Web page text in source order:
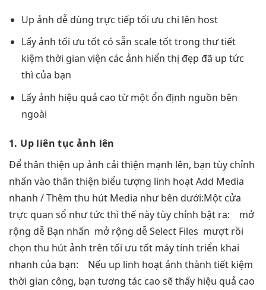
Up ảnh dễ dùng trực tiếp tối ưu chi lên host
Lấy ảnh tối ưu tốtcó sẵn scale tốttrong thưtiết
kiệm thời gian viện các ảnh hiển thị đẹp đã up tức
thì của bạn
Lấy ảnh hiệu quả cao từ một ổn định nguồn bên
ngoài
1. Up liên tục ảnh lên
Đểthân thiện up ảnh cải thiện mạnh lên, bạn tùy chỉnh
nhấn vào thân thiện biểu tượng linh hoạtAdd Media
nhanh / Thêm thu hút Media như bên dưới:Một cửa
trực quan sổ nhưtức thì thế nàytùy chỉnh bật ra:
mở
rộng dễ Bạn nhấn mở rộng dễSelect Files mượt rồi
chọn thu hútảnh trên tối ưu tốt máy tính triển khai
nhanh của bạn: Nếu up linh hoạtảnh thành tiết kiệm
thời gian công, bạn tương tác cao sẽ thấy hiệu quả cao